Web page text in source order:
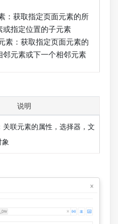
：获取指定页面元素的所
或指定位置的子元素
素：获取指定页面元素的
邻元素或下一个相邻元素
说明
联元素的属性，选择器，文